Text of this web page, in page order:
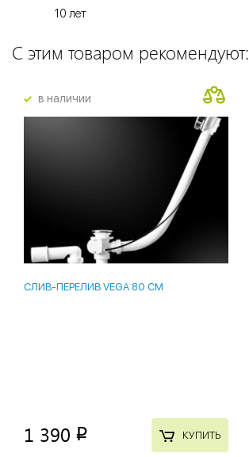
10 лет
С этим товаром рекомендуют:
в наличии
СЛИВ-ПЕРЕЛИВ VEGA 80 СМ
1 390 p КУПИТЬ